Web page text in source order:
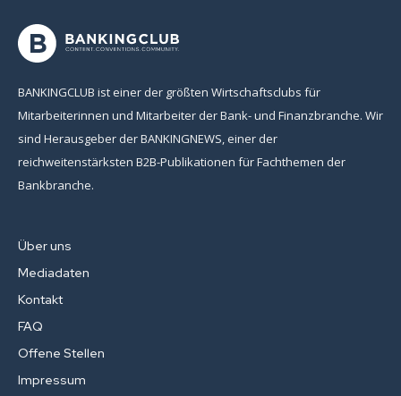
BANKINGCLUB ist einer der größten Wirtschaftsclubs für
Mitarbeiterinnen und Mitarbeiter der Bank- und Finanzbranche. Wir
sind Herausgeber der BANKINGNEWS, einer der
reichweitenstärksten B2B-Publikationen für Fachthemen der
Bankbranche.
Über uns
Mediadaten
Kontakt
FAQ
Offene Stellen
Impressum